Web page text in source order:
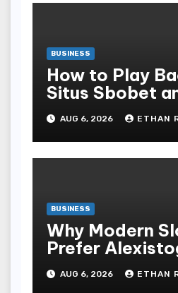
BUSINESS
How to Play
Situs Sbobet
More Often ,
AUG 6, 2026 ETHAN
BUSINESS
Why Modern
Prefer
for Security
AUG 6, 2026 ETHAN